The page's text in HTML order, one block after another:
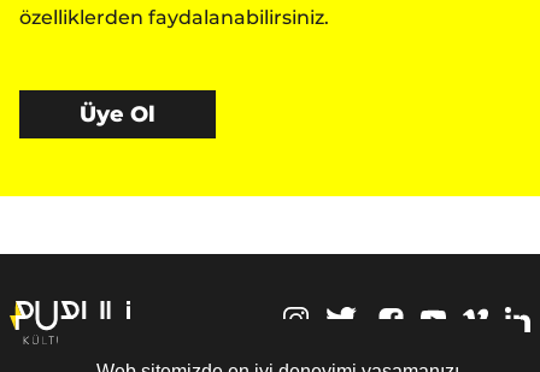
özelliklerden faydalanabilirsiniz.
Üye Ol